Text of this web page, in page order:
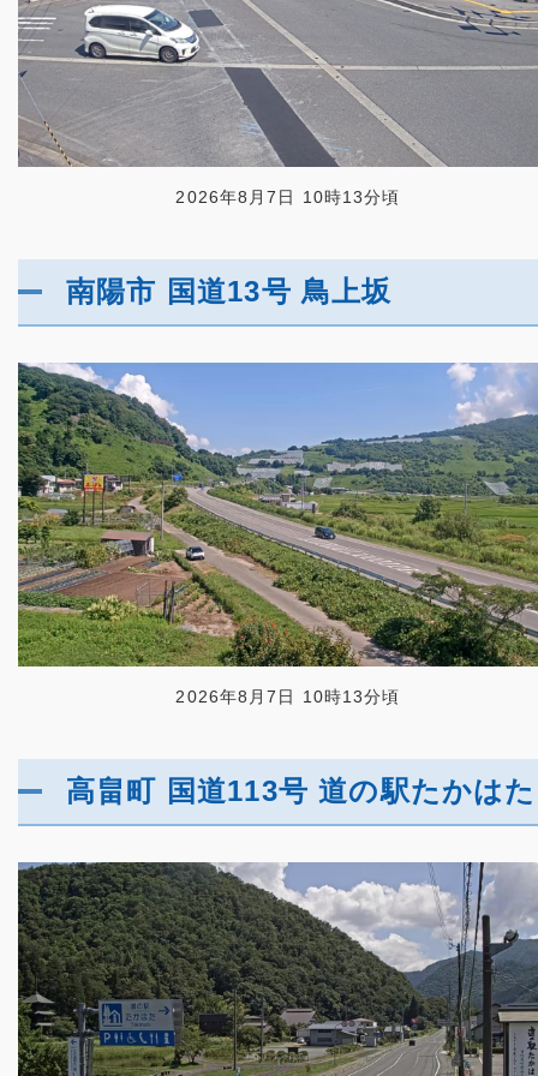
2026年8月7日 10時13分頃
南陽市 国道13号 鳥上坂
2026年8月7日 10時13分頃
高畠町 国道113号 道の駅たかはた